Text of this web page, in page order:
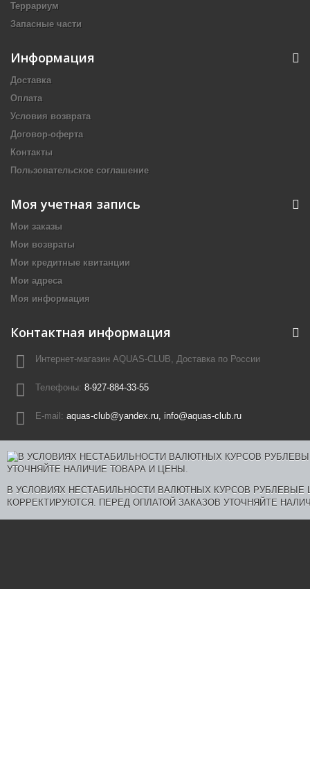
Террариум
Запасные части
Информация
Доставка
Оплата
Условия возврата
Договор-оферта
Контакты
Пользовательское соглашение
Моя учетная запись
Мои заказы
Мои возвраты
Мои кредитные квитанции
Мои адреса
Моя информация
Контактная информация
Интернет-магазин AQUAS-CLUB, Доставка по России
Телефоны: 8-927-884-33-55
E-mail: aquas-club@yandex.ru, info@aquas-club.ru
В УСЛОВИЯХ НЕСТАБИЛЬНОСТИ ВАЛЮТНЫХ КУРСОВ
КОРРЕКТИРУЮТСЯ. ПЕРЕД ОПЛАТОЙ ЗАКАЗОВ УТОЧНЯЙТЕ